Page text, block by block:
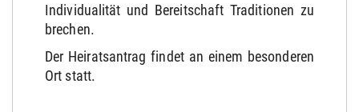
Individualität und Bereitschaft Traditionen zu
brechen.
Der Heiratsantrag findet an einem besonderen
Ort statt.